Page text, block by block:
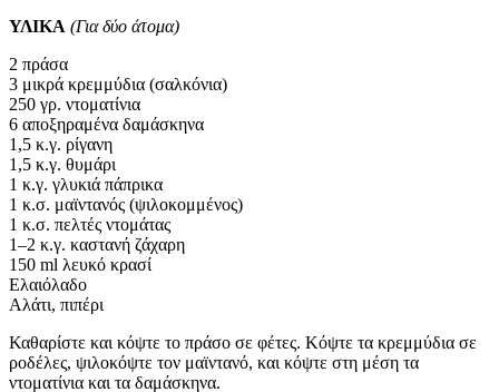
ΥΛΙΚΑ (Για δύο άτομα)
2 πράσα
3 μικρά κρεμμύδια (σαλκόνια)
250 γρ. ντοματίνια
6 αποξηραμένα δαμάσκηνα
1,5 κ.γ. ρίγανη
1,5 κ.γ. θυμάρι
1 κ.γ. γλυκιά πάπρικα
1 κ.σ. μαϊντανός (ψιλοκομμένος)
1 κ.σ. πελτές ντομάτας
1–2 κ.γ. καστανή ζάχαρη
150 ml λευκό κρασί
Ελαιόλαδο
Αλάτι, πιπέρι
Καθαρίστε και κόψτε το πράσο σε φέτες. Κόψτε τα κρεμμύδια σε
ροδέλες, ψιλοκόψτε τον μαϊντανό, και κόψτε στη μέση τα
ντοματίνια και τα δαμάσκηνα.